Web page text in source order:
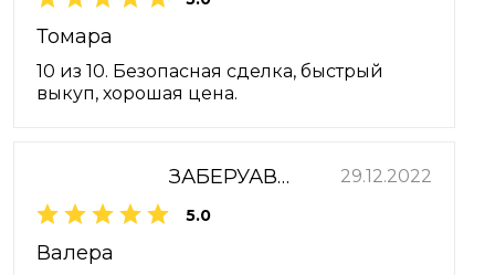
Томара
10 из 10. Безопасная сделка, быстрый
выкуп, хорошая цена.
ЗАБЕРУАВТО.РФ 29.12.2022
5.0
Валера